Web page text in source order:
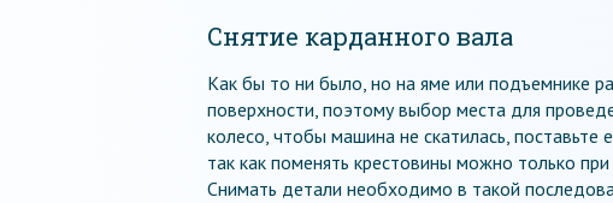
Снятие карданного вала
Как бы то ни было, но на яме или подъемнике
поверхности, поэтому выбор места для
колесо, чтобы машина не скатилась,
так как поменять крестовины можно только
Снимать детали необходимо в такой